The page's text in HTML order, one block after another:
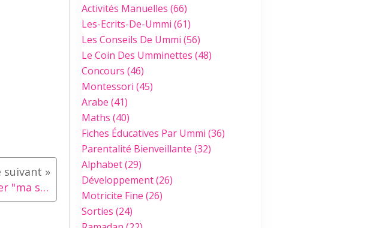
Éditer et commercialiser "ma sœur ta vie ton épreuve" est légiféré
Activités Manuelles (66)
Les-Ecrits-De-Ummi (61)
Les Conseils De Ummi (56)
Le Coin Des Umminettes (48)
Concours (46)
Montessori (45)
Arabe (41)
Maths (40)
Fiches Éducatives Par Ummi (36)
Parentalité Bienveillante (32)
Alphabet(29)
Développement(26)
Motricite Fine (26)
Sorties (24)